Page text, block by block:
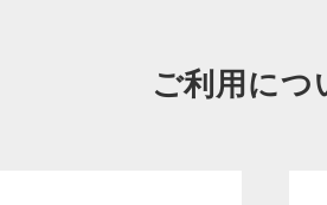
ご利用につ